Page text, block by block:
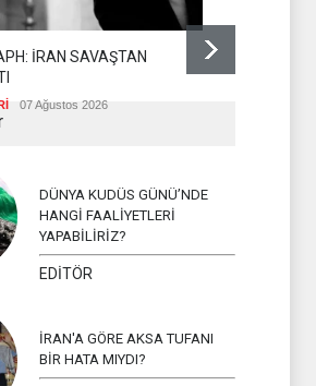
İRAN SAVAŞTAN
07 Ağustos 2026
DÜNYA KUDÜS GÜNÜ’NDE
HANGİ FAALİYETLERİ
YAPABİLİRİZ?
EDİTÖR
İRAN'A GÖRE AKSA TUFANI
BİR HATA MIYDI?